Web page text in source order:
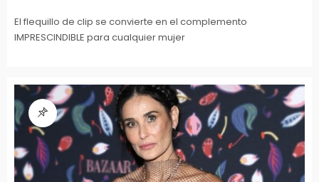
El flequillo de clip se convierte en el complemento
IMPRESCINDIBLE para cualquier mujer